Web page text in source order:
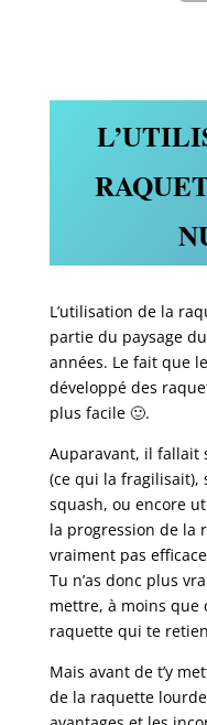
L’utilisation de la
partie du paysage
années. Le fait que
développé des
plus facile 🙂.
Auparavant, il fallait
(ce qui la
squash, ou encore
la progression de la
vraiment pas
Tu n’as donc plus
mettre, à moins que
raquette qui te
Mais avant de t’y
de la raquette